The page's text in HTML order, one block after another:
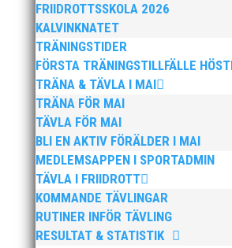
FRIIDROTTSSKOLA 2026
KALVINKNATET
TRÄNINGSTIDER
FÖRSTA TRÄNINGSTILLFÄLLE
TRÄNA & TÄVLA I MAI
TRÄNA FÖR MAI
TÄVLA FÖR MAI
BLI EN AKTIV FÖRÄLDER I MAI
MEDLEMSAPPEN I SPORTADMIN
TÄVLA I FRIIDROTT
KOMMANDE TÄVLINGAR
RUTINER INFÖR TÄVLING
RESULTAT & STATISTIK
Foto: Stig Nilsson
>>Fler bilder, klicka här!